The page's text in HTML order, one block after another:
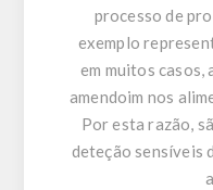
processo de
exemplo
em muitos casos,
amendoim nos
Por esta razão,
deteção sensíveis